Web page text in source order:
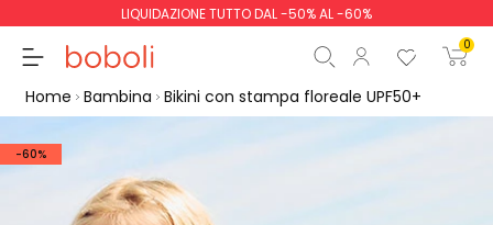
LIQUIDAZIONE TUTTO DAL -50% AL -60%
0
Totale parziale
Home Bambina Bikini con stampa floreale UPF50+
-60%